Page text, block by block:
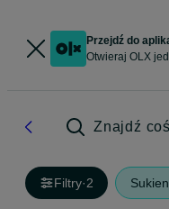
Przejdź do
Otwieraj OLX
Znajdź
Filtry·2